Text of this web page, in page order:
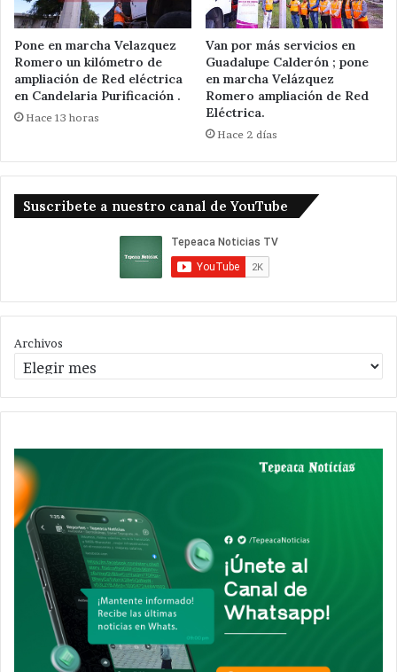
Pone en marcha Velazquez
Romero un kilómetro de
ampliación de Red eléctrica
en Candelaria Purificación .
Hace 13 horas
Van por más servicios en
Guadalupe Calderón ; pone
en marcha Velázquez
Romero ampliación de Red
Eléctrica.
Hace 2 días
Suscribete a nuestro canal de YouTube
Archivos